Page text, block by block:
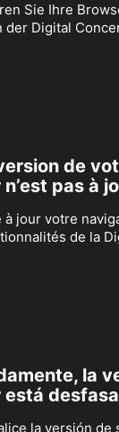
Sie Ihre
der Digital
de
pas à
à jour votre
de la
la
está
la versión de